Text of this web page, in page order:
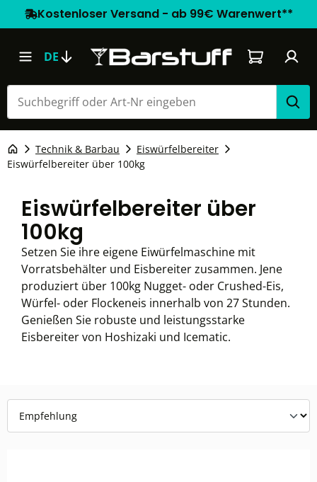
Kostenloser Versand - ab 99€ Warenwert**
DE Warenkorb
Technik & Barbau
Eiswürfelbereiter
Eiswürfelbereiter über 100kg
Eiswürfelbereiter über
100kg
Setzen Sie ihre eigene Eiwürfelmaschine mit
Vorratsbehälter und Eisbereiter zusammen. Jene
produziert über 100kg Nugget- oder Crushed-Eis,
Würfel- oder Flockeneis innerhalb von 27 Stunden.
Genießen Sie robuste und leistungsstarke
Eisbereiter von Hoshizaki und Icematic.